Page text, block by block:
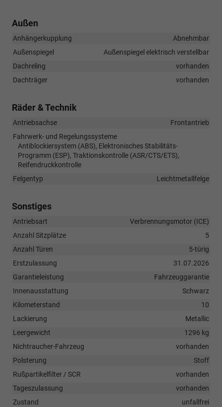
Außen
Anhängerkupplung
Abnehmbar
Außenspiegel
Außenspiegel elektrisch verstellbar
Dachreling
vorhanden
Dachträger
vorhanden
Räder & Technik
Antriebsachse
Frontantrieb
Fahrwerk- und Regelungssysteme
Antiblockiersystem (ABS), Elektronisches Stabilitäts-
Programm (ESP), Traktionskontrolle (ASR/CTS/ETS),
Reifendruckkontrolle
Felgentyp
Leichtmetallfelge
Sonstiges
Antriebsart
Verbrennungsmotor (ICE)
Anzahl Sitzplätze
5
Anzahl Türen
5-türig
Erstzulassung
31.07.2026
Garantieleistung
Fahrzeuggarantie
Innenausstattung
Schwarz
Kilometerstand
10
Lackierung
Metallic
Leergewicht
1296 kg
Nichtraucher-Fahrzeug
vorhanden
Polsterung
Stoff
Rußpartikelfilter / SCR
vorhanden
Tageszulassung
vorhanden
Zustand
unfallfrei